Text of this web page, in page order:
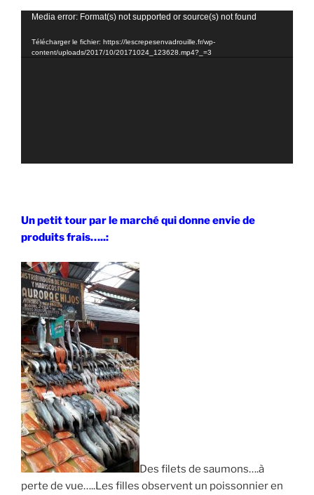
Lecteur
Media error: Format(s) not supported or source(s) not found
Télécharger le fichier: https://lescrepesenvadrouille.fr/wp-
content/uploads/2017/10/20171024_123628.mp4?_=3
Un petit tour par le marché qui donne envie de
produits frais…..:
Des filets de saumons….à
perte de vue…..Les filles observent un poissonnier en